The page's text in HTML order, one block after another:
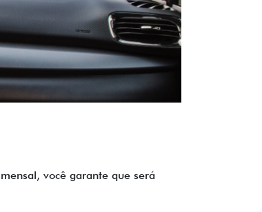
você garante que será